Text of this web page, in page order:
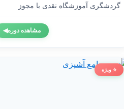
گردشگری آموزشگاه نقدی با مجوز
مشاهده دوره◀
⭐ ویژه